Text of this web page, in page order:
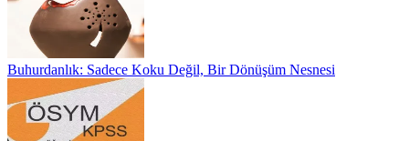
Buhurdanlık: Sadece Koku Değil, Bir Dönüşüm Nesnesi